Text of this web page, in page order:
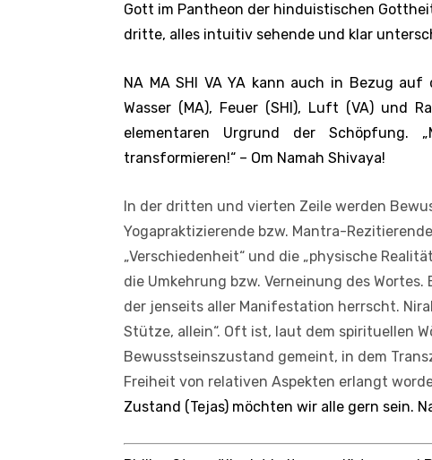
Gott im Pantheon der hinduistischen
dritte, alles intuitiv sehende und klar
NA MA SHI VA YA kann auch in Bezug
Wasser (MA), Feuer (SHI), Luft (VA) und
elementaren Urgrund der Schöpfung.
transformieren!“ – Om Namah Shivaya!
In der dritten und vierten Zeile werden
Yogapraktizierende bzw. Mantra-
„Verschiedenheit“ und die „physische
die Umkehrung bzw. Verneinung des
der jenseits aller Manifestation herrscht.
Stütze, allein“. Oft ist, laut dem spirituellen
Bewusstseinszustand gemeint, in dem
Freiheit von relativen Aspekten erlangt
Zustand (Tejas) möchten wir alle gern sein.